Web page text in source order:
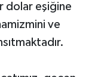
dolar eşiğine
ve